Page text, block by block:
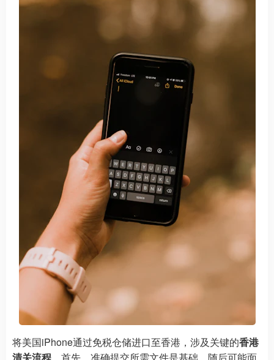
将美国iPhone通过免税仓储进口至香港，涉及关键的香港